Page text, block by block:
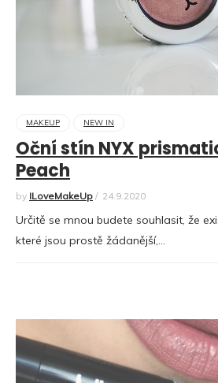
MAKEUP NEW IN
Oční stín NYX
Peach
by ILoveMakeUp / 24.9.2020
Určitě se mnou budete souhlasit, že
které jsou prostě žádanější,…